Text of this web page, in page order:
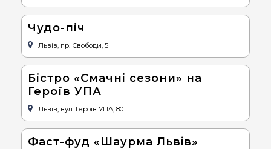
Чудо-піч
Львів, пр. Свободи, 5
Бістро «Смачні сезони» на
Героїв УПА
Львів, вул. Героїв УПА, 80
Фаст-фуд «Шаурма Львiв»